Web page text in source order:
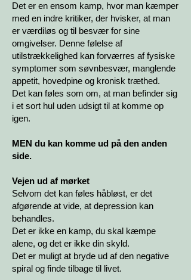
Det er en ensom kamp, hvor man kæmper
med en indre kritiker, der hvisker, at man
er værdiløs og til besvær for sine
omgivelser. Denne følelse af
utilstrækkelighed kan forværres af fysiske
symptomer som søvnbesvær, manglende
appetit, hovedpine og kronisk træthed.
Det kan føles som om, at man befinder sig
i et sort hul uden udsigt til at komme op
igen.
MEN du kan komme ud på den anden
side.
Vejen ud af mørket
Selvom det kan føles håbløst, er det
afgørende at vide, at depression kan
behandles.
Det er ikke en kamp, du skal kæmpe
alene, og det er ikke din skyld.
Det er muligt at bryde ud af den negative
spiral og finde tilbage til livet.